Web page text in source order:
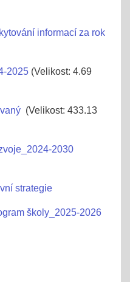
informací za rok
2025 (Velikost: 4.69
(Velikost: 433.13
2030
strategie
školy_2025-2026